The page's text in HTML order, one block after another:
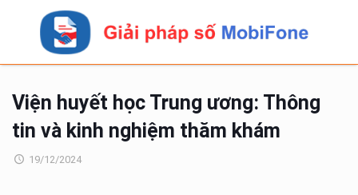
Viện huyết học Trung ương: Thông
tin và kinh nghiệm thăm khám
19/12/2024